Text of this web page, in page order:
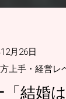
月26日
上手・経営レ
結婚